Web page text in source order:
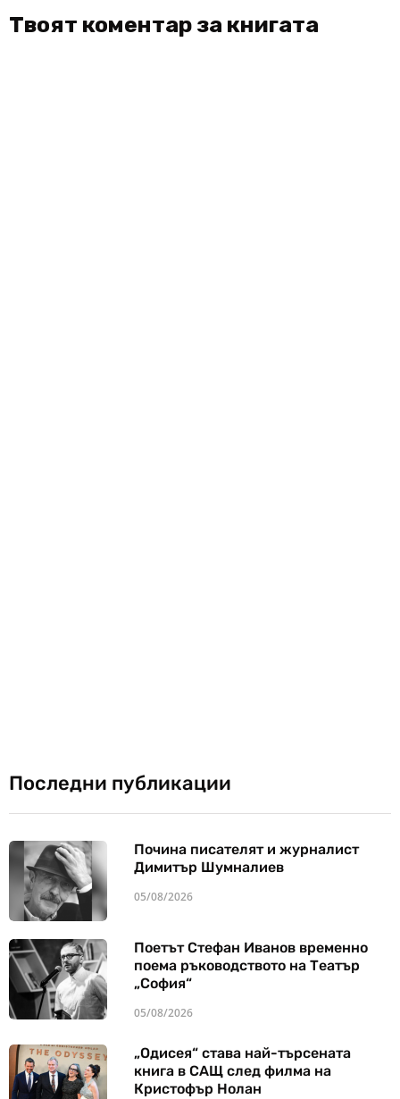
Твоят коментар за книгата
Последни публикации
Почина писателят и журналист
Димитър Шумналиев
05/08/2026
Поетът Стефан Иванов временно
поема ръководството на Театър
„София“
05/08/2026
„Одисея“ става най-търсената
книга в САЩ след филма на
Кристофър Нолан